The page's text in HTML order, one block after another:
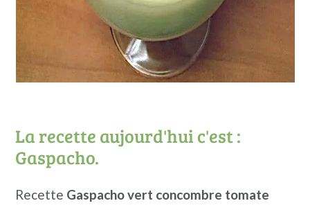
La recette aujourd'hui c'est :
Gaspacho.
Recette Gaspacho vert concombre tomate